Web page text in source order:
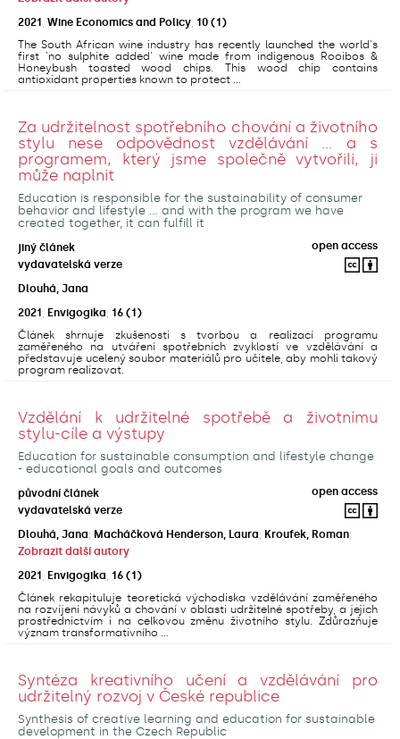
2021 Wine Economics and Policy 10 (1)
The South African wine industry has recently launched the world's
first 'no sulphite added' wine made from indigenous Rooibos &
Honeybush toasted wood chips. This wood chip contains
antioxidant properties known to protect ...
Za udržitelnost spotřebního chování a životního
stylu nese odpovědnost vzdělávání ... a s
programem, který jsme společně vytvořili, ji
může naplnit
Education is responsible for the sustainability of consumer
behavior and lifestyle ... and with the program we have
created together, it can fulfill it
jiný článek
open access
vydavatelská verze
Dlouhá, Jana
2021 Envigogika 16 (1)
Článek shrnuje zkušenosti s tvorbou a realizací programu
zaměřeného na utváření spotřebních zvyklostí ve vzdělávání a
představuje ucelený soubor materiálů pro učitele, aby mohli takový
program realizovat.
Vzdělání k udržitelné spotřebě a životnímu
stylu-cíle a výstupy
Education for sustainable consumption and lifestyle change
- educational goals and outcomes
původní článek
open access
vydavatelská verze
Dlouhá, Jana; Macháčková Henderson, Laura; Kroufek, Roman;
Zobrazit další autory
2021 Envigogika 16 (1)
Článek rekapituluje teoretická východiska vzdělávání zaměřeného
na rozvíjení návyků a chování v oblasti udržitelné spotřeby, a jejich
prostřednictvím i na celkovou změnu životního stylu. Zdůrazňuje
význam transformativního ...
Syntéza kreativního učení a vzdělávání pro
udržitelný rozvoj v České republice
Synthesis of creative learning and education for sustainable
development in the Czech Republic